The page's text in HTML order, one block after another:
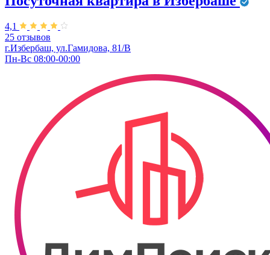
4,1
25 отзывов
г.Избербаш, ул.Гамидова, 81/В
Пн-Вс 08:00-00:00